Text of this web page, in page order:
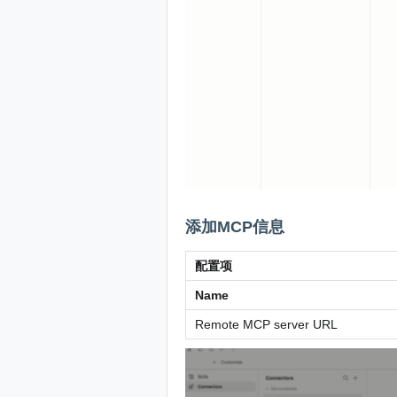
添加MCP信息
配置项
Name
Remote MCP server URL